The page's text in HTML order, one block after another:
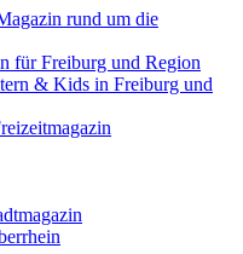
rund um die
für Freiburg und Region
& Kids in Freiburg und